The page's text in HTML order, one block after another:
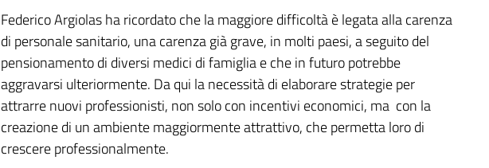
Federico Argiolas ha ricordato che la maggiore difficoltà è legata alla carenza
di personale sanitario, una carenza già grave, in molti paesi, a seguito del
pensionamento di diversi medici di famiglia e che in futuro potrebbe
aggravarsi ulteriormente. Da qui la necessità di elaborare strategie per
attrarre nuovi professionisti, non solo con incentivi economici, ma con la
creazione di un ambiente maggiormente attrattivo, che permetta loro di
crescere professionalmente.